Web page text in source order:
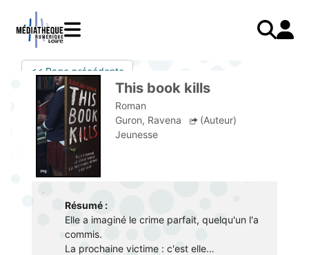
Catalogue
Menu
mobile
LIVRES
E-books
Mangas
Livres audio
PRESSE
AUDIO
Musique
Podcasts Radio France
Livres audio
VIDÉO
COURS EN LIGNE
JEUNESSE
Mon
compte
responsive
mobile
Mode d'emploi
Mon compte
J'AI DEJA UN COMPTE
Je me connecte
Je me connecte pour la première fois
JE N'AI PAS DE COMPTE
Je me préinscris
J'AI BESOIN D'AIDE
<< Page précédente
This book kills
Roman
Guron, Ravena
(Auteur)
Jeunesse
Résumé :
Elle a imaginé le crime parfait, quelqu'un l'a
commis.
La prochaine victime : c'est elle…